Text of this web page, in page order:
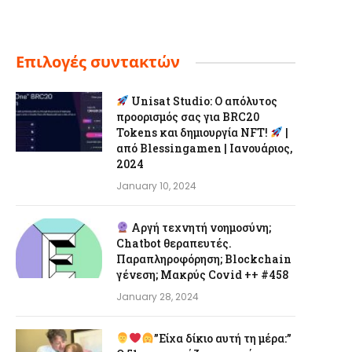
Επιλογές συντακτών
Unisat Studio: Ο απόλυτος
προορισμός σας για BRC20
Tokens και δημιουργία NFT!
|
από Blessingamen | Ιανουάριος,
2024
January 10, 2024
Αργή τεχνητή νοημοσύνη;
Chatbot θεραπευτές.
Παραπληροφόρηση; Blockchain
γένεση; Μακρύς Covid ++ #458
January 28, 2024
”Είχα δίκιο αυτή τη μέρα:”